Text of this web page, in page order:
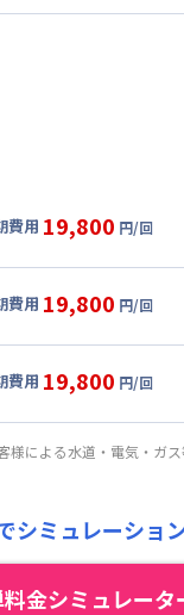
費用 19,800 円/回
/日)
抜)
)
費用 19,800 円/回
/日)
抜)
)
費用 19,800 円/回
)
による水道・電気・ガス
シミュレーショ
金シミュレータ